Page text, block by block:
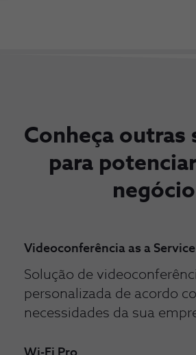
Conheça outras
para
negócio
Videoconferência as a Service
Solução de
personalizada de acordo
necessidades da sua